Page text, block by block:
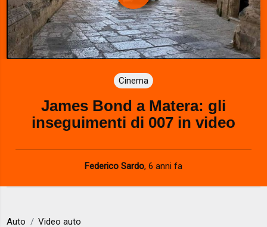
P
l
a
y
V
d
e
Cinema
James Bond a Matera: gli
inseguimenti di 007 in video
Federico Sardo, 6 anni fa
Auto Video auto